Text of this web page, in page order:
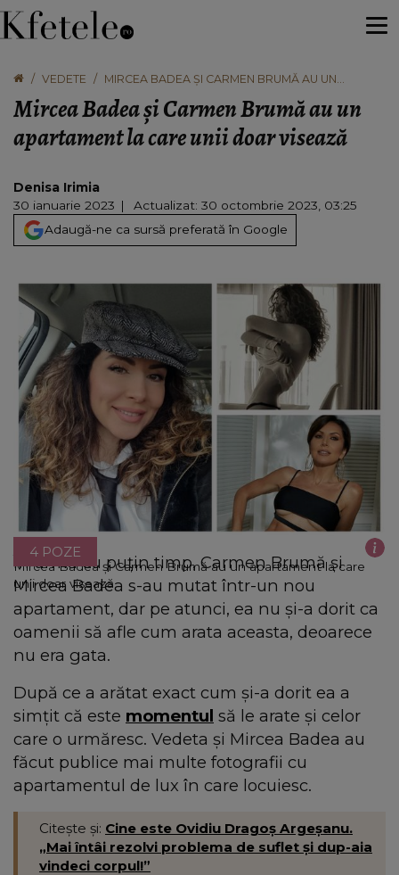
VEDETE
MIRCEA BADEA ȘI CARMEN BRUMĂ AU UN
Mircea Badea și Carmen Brumă au un
apartament la care unii doar visează
Denisa Irimia
30 ianuarie 2023
Actualizat: 30 octombrie 2023, 03:25
Adaugă-ne ca sursă preferată în Google
Mircea Badea și Carmen Brumă au un apartament la care
unii doar visează
4 POZE
În urmă cu puțin timp, Carmen Brumă și
Mircea Badea s-au mutat într-un nou
apartament, dar pe atunci, ea nu și-a dorit ca
oamenii să afle cum arata aceasta, deoarece
nu era gata.
După ce a arătat exact cum și-a dorit ea a
simțit că este momentul să le arate și celor
care o urmăresc. Vedeta și Mircea Badea au
făcut publice mai multe fotografii cu
apartamentul de lux în care locuiesc.
Citește și: Cine este Ovidiu Dragoș Argeșanu.
„Mai întâi rezolvi problema de suflet și dup-aia
vindeci corpul!”